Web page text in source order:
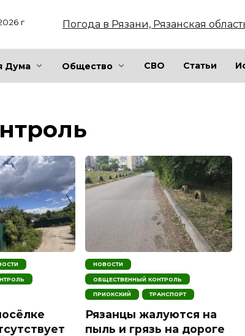
г Погода в Рязани, Рязанская
Дума Общество СВО Статьи
НОВОСТИ
ОБЩЕСТВЕННЫЙ КОНТРОЛЬ
ПРИОКСКИЙ ТРАНСПОРТ
Рязанцы жалуются на
пыль и грязь на дороге